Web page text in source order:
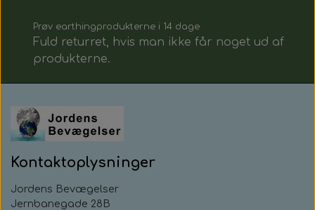
Prøv earthingprodukterne i 14 dage
Fuld returret, hvis man ikke får noget ud af
produkterne.
Kontaktoplysninger
Jordens Bevægelser
Jernbanegade 28B